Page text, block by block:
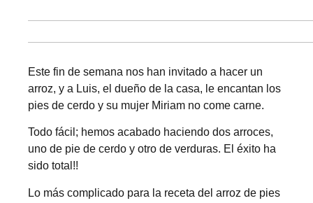
Este fin de semana nos han invitado a hacer un
arroz, y a Luis, el dueño de la casa, le encantan los
pies de cerdo y su mujer Miriam no come carne.
Todo fácil; hemos acabado haciendo dos arroces,
uno de pie de cerdo y otro de verduras. El éxito ha
sido total!!
Lo más complicado para la receta del arroz de pies